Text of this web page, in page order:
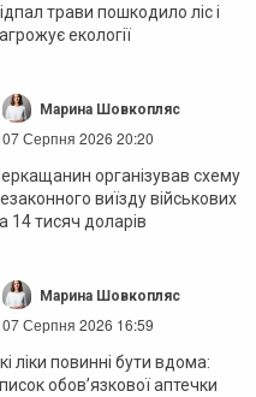
трави пошкодило ліс і
екології
Марина Шовкопляс
07 Серпня 2026 20:20
організував схему
виїзду військових
14 тисяч доларів
Марина Шовкопляс
07 Серпня 2026 16:59
ліки повинні бути вдома:
обов’язкової аптечки